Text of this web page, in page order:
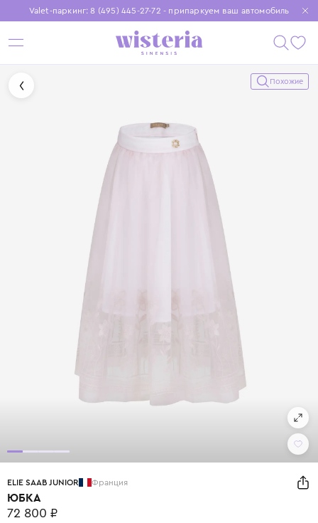
Valet-паркинг: 8 (495) 445-27-72 - припаркуем ваш автомобиль
Бесплатная доставка при заказе от 15 000 ₽
Установите приложение, чтобы покупки были еще удобнее
Похожие
ELIE SAAB JUNIOR Франция
ЮБКА
72 800 ₽